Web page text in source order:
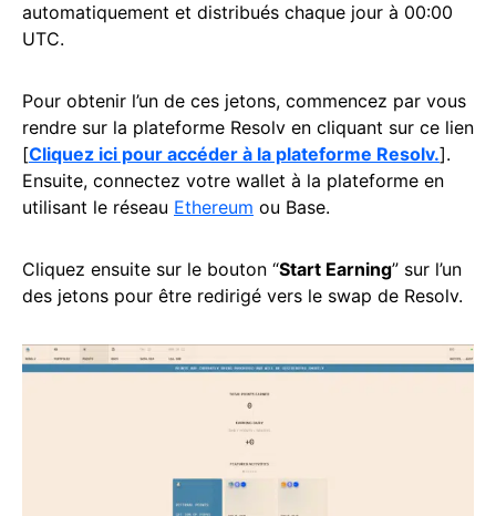
automatiquement et distribués chaque jour à 00:00
UTC.
Pour obtenir l’un de ces jetons, commencez par vous
rendre sur la plateforme Resolv en cliquant sur ce lien
[Cliquez ici pour accéder à la plateforme Resolv.].
Ensuite, connectez votre wallet à la plateforme en
utilisant le réseau Ethereum ou Base.
Cliquez ensuite sur le bouton “Start Earning” sur l’un
des jetons pour être redirigé vers le swap de Resolv.